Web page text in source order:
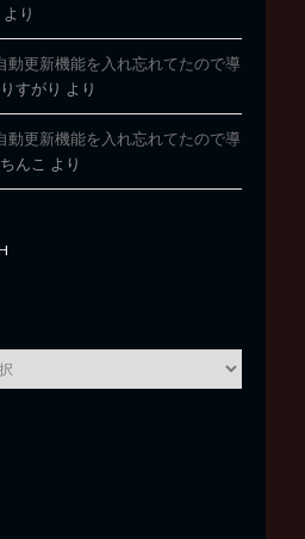
より
動更新機能を入れ忘れてたので導
すがり より
動更新機能を入れ忘れてたので導
んこ より